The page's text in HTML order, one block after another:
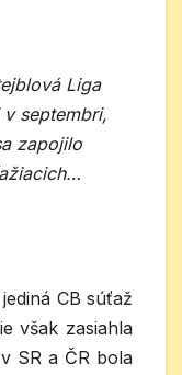
Liga
septembri,
zapojilo
CB súťaž
však zasiahla
SR a ČR bola